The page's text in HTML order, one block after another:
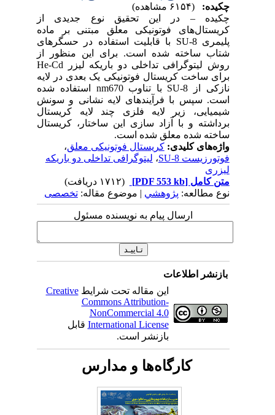
چکیده:
چکیده – در این تحقیق نوع جدیدی از
کریستال‌های فوتونیکی معلق مبتنی بر ماده
پلیمری SU-8 با قابلیت استفاده در حسگرهای
شتاب ساخته شده است. برای این منظور از
روش لیتوگرافی تداخلی دو باریکه لیزر He-Cd
برای ساخت کریستال فوتونیکی یک بعدی در لایه
نازکی از SU-8 با تناوب nm670 استفاده شده
است. سپس با فرآیندهای لایه نشانی و سونش
شیمیایی، زیر لایه فلزی چند لایه کریستال
برداشته و با آزاد سازی این ساختار، کریستال
ساخته شده معلق شده است.
واژه‌های کلیدی:کریستال فوتونیکی معلق،
فوتورزیست SU-8
،لیتوگرافی تداخلی دو باریکه
لیزری
متن کامل[PDF 553 kb]
نوع مطالعه:پژوهشي| موضوع مقاله:تخصصی
ارسال پیام به نویسنده مسئول
بازنشر اطلاعات
این مقاله تحت شرایطCreative
Commons Attribution-
NonCommercial 4.0
International Licenseقابل
بازنشر است.
کارگاه‌ها و مدارس